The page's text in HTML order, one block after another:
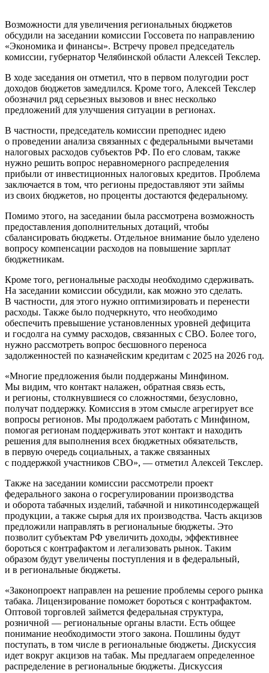
Возможности для увеличения региональных бюджетов
обсудили на заседании комиссии Госсовета по направлению
«Экономика и финансы». Встречу провел председатель
комиссии, губернатор Челябинской области Алексей Текслер.
В ходе заседания он отметил, что в первом полугодии рост
доходов бюджетов замедлился. Кроме того, Алексей Текслер
обозначил ряд серьезных вызовов и внес несколько
предложений для улучшения ситуации в регионах.
В частности, председатель комиссии преподнес идею
о проведении анализа связанных с федеральными вычетами
налоговых расходов субъектов РФ. По его словам, также
нужно решить вопрос неравномерного распределения
прибыли от инвестиционных налоговых кредитов. Проблема
заключается в том, что регионы предоставляют эти займы
из своих бюджетов, но проценты достаются федеральному.
Помимо этого, на заседании была рассмотрена возможность
предоставления дополнительных дотаций, чтобы
сбалансировать бюджеты. Отдельное внимание было уделено
вопросу компенсации расходов на повышение зарплат
бюджетникам.
Кроме того, региональные расходы необходимо сдерживать.
На заседании комиссии обсудили, как можно это сделать.
В частности, для этого нужно оптимизировать и перенести
расходы. Также было подчеркнуто, что необходимо
обеспечить превышение установленных уровней дефицита
и госдолга на сумму расходов, связанных с СВО. Более того,
нужно рассмотреть вопрос бесшовного переноса
задолженностей по казначейским кредитам с 2025 на 2026 год.
«Многие предложения были поддержаны Минфином.
Мы видим, что контакт налажен, обратная связь есть,
и регионы, столкнувшиеся со сложностями, безусловно,
получат поддержку. Комиссия в этом смысле агрегирует все
вопросы регионов. Мы продолжаем работать с Минфином,
помогая регионам поддерживать этот контакт и находить
решения для выполнения всех бюджетных обязательств,
в первую очередь социальных, а также связанных
с поддержкой участников СВО», — отметил Алексей Текслер.
Также на заседании комиссии рассмотрели проект
федерального закона о госрегулировании производства
и оборота табачных изделий, табачной и никотинсодержащей
продукции, а также сырья для их производства. Часть акцизов
предложили направлять в региональные бюджеты. Это
позволит субъектам РФ увеличить доходы, эффективнее
бороться с контрафактом и легализовать рынок. Таким
образом будут увеличены поступления и в федеральный,
и в региональные бюджеты.
«Законопроект направлен на решение проблемы серого рынка
табака. Лицензирование поможет бороться с контрафактом.
Оптовой торговлей займется федеральная структура,
розничной — региональные органы власти. Есть общее
понимание необходимости этого закона. Пошлины будут
поступать, в том числе в региональные бюджеты. Дискуссия
идет вокруг акцизов на табак. Мы предлагаем определенное
распределение в региональные бюджеты. Дискуссия